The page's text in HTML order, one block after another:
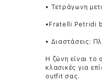
• Τετράγωνη
•Fratelli Petridi
• Διαστάσεις:
Η ζώνη είναι το
κλασικές για
outfit σας.